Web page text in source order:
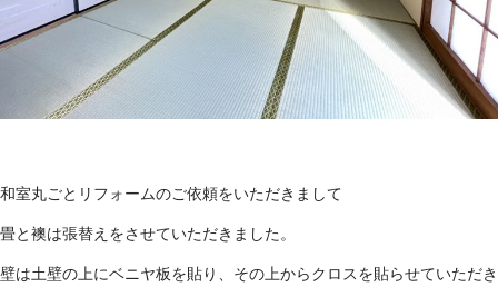
和室丸ごとリフォームのご依頼をいただきまして
畳と襖は張替えをさせていただきました。
壁は土壁の上にベニヤ板を貼り、その上からクロスを貼らせていただき